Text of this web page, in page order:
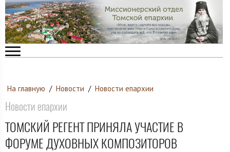
На главную / Новости / Новости епархии
Новости епархии
ТОМСКИЙ РЕГЕНТ ПРИНЯЛА УЧАСТИЕ В
ФОРУМЕ ДУХОВНЫХ КОМПОЗИТОРОВ